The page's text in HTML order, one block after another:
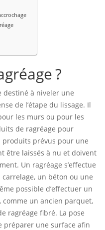
?
destiné à niveler une
de l’étape du lissage. Il
les murs ou pour les
de ragréage pour
produits prévus pour une
être laissés à nu et doivent
Un ragréage s’effectue
un béton ou une
possible d’effectuer un
comme un ancien parquet,
ragréage fibré. La pose
préparer une surface afin